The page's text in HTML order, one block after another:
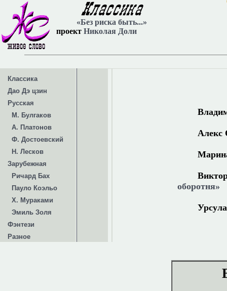
«Без риска быть...»
проект Николая Доли
Классика
Дао Дэ цзин
Русская
М. Булгаков
А. Платонов
Ф. Достоевский
Н. Лесков
Зарубежная
Ричард Бах
Пауло Коэльо
Х. Мураками
Эмиль Золя
Фэнтези
Разное
Алекс
оборотня»